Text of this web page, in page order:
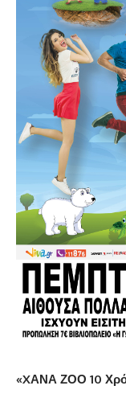
«XΑΝΑ ΖΟΟ 10